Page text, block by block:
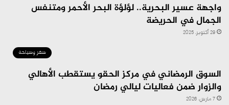
واجهة عسير البحرية.. لؤلؤة البحر الأحمر ومتنفس
الجمال في الحريضة
29 أكتوبر، 2025
سفر وسياحة
السوق الرمضاني في مركز الحقو يستقطب الأهالي
والزوار ضمن فعاليات ليالي رمضان
7 مارس، 2026